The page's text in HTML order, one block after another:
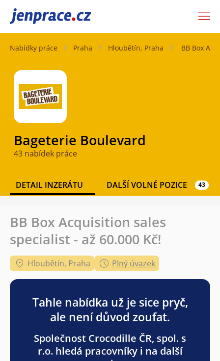
JenPráce.cz
Nabídky práce Praha Hloubětín, Praha BB Box
Bageterie Boulevard
43 nabídek práce
DETAIL INZERÁTU DALŠÍ VOLNÉ POZICE 43
BB Box Acquisition sales
specialist - až 60.000 Kč!
Hloubětín, Praha Plný úvazek
Tahle nabídka už je sice pryč,
ale není důvod zoufat.
Společnost Crocodille ČR, spol. s
r.o. hledá pracovníky i na další